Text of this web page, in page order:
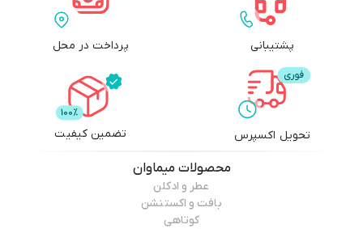
پشتیبانی پرداخت در محل
تحویل اکسپرس تضمین کیفیت
محصولاتمیماوان
عطر و ادکلن
بافت و اکستنشن
کوتاهی